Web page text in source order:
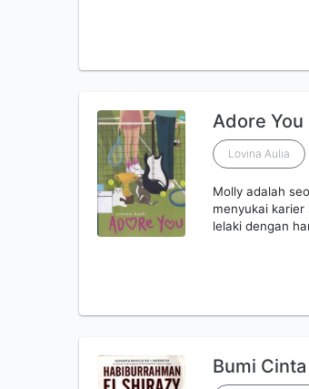
Adore You
Lovina Aulia
Molly adalah
menyukai
lelaki dengan
Bumi Cinta